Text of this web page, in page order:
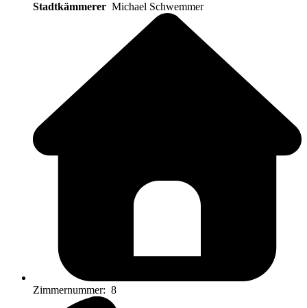
Stadtkämmerer Michael Schwemmer
Zimmernummer: 8